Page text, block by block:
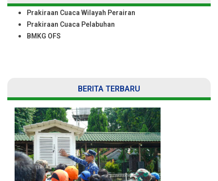
Prakiraan Cuaca Wilayah Perairan
Prakiraan Cuaca Pelabuhan
BMKG OFS
BERITA TERBARU